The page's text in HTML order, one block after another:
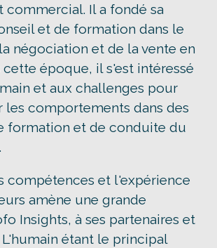
commercial. Il a fondé sa
et de formation dans le
négociation et de la vente en
cette époque, il s'est intéressé
et aux challenges pour
les comportements dans des
formation et de conduite du
compétences et l'expérience
amène une grande
Insights, à ses partenaires et
L'humain étant le principal